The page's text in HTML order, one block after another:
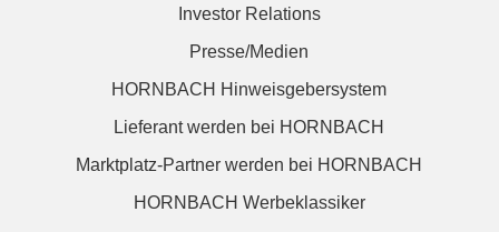
Investor Relations
Presse/Medien
HORNBACH Hinweisgebersystem
Lieferant werden bei HORNBACH
Marktplatz-Partner werden bei HORNBACH
HORNBACH Werbeklassiker